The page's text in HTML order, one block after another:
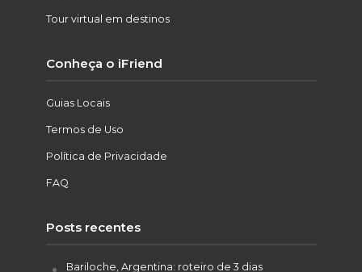
Tour virtual em destinos
Conheça o iFriend
Guias Locais
Termos de Uso
Política de Privacidade
FAQ
Posts recentes
Bariloche, Argentina: roteiro de 3 dias